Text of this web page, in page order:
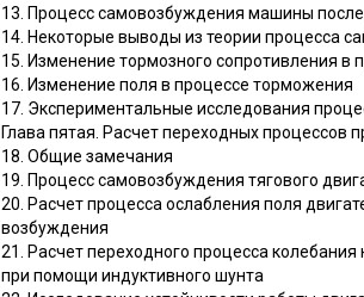
13. Процесс самовозбуждения машины
14. Некоторые выводы из теории процесса
15. Изменение тормозного сопротивления в
16. Изменение поля в процессе торможения
17. Экспериментальные исследования
Глава пятая. Расчет переходных процессов
18. Общие замечания
19. Процесс самовозбуждения тягового
20. Расчет процесса ослабления поля
возбуждения
21. Расчет переходного процесса
при помощи индуктивного шунта